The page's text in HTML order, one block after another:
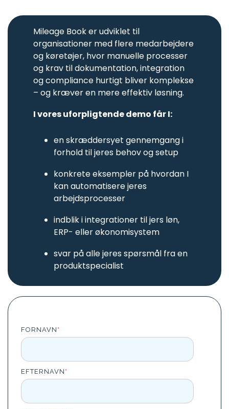
Asset
management
Administration
og sporing
af værktøj,
udstyr og
materiel.
Skader
forsikring
udnyttelse
forsikringer.
Opavestyring
udstyr eller
Match
kvitteringer
med
AirPlus-
transaktioner.
Webcast
tricks til tidsbesparende
administration af kørsel,
udlæg, flåde og tid - på
den rigtige side af loven.
Webinar
tidligere har afholdt.
for alle.
Håndbog: 60-dages-
reglen
Hjælp til at forstå 60-
dages-reglen, undgå
skattesmæk og unødig
adminstration.
Se de nyeste satser for
kørsel i 2026.
Mileage Book er udviklet til
organisationer med flere medarbejdere
og køretøjer, hvor manuelle processer
og krav til dokumentation, integration
og compliance hurtigt bliver komplekse
– og kræver en mere effektiv løsning.
I vores uforpligtende demo får I:
en skræddersyet gennemgang i
forhold til jeres behov og setup
konkrete eksempler på hvordan I
kan automatisere jeres
arbejdsprocesser
indblik i integrationer til jers løn,
ERP- eller økonomisystem
svar på alle jeres spørsmål fra en
produktspecialist
FORNAVN *
EFTERNAVN *